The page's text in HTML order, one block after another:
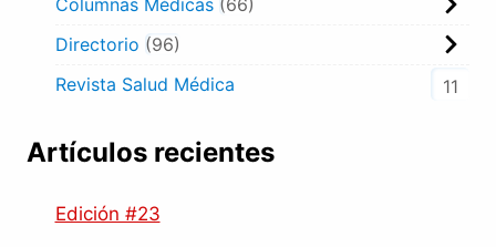
Columnas Médicas
66
Directorio
96
Revista Salud Médica
11
Artículos recientes
Edición #23